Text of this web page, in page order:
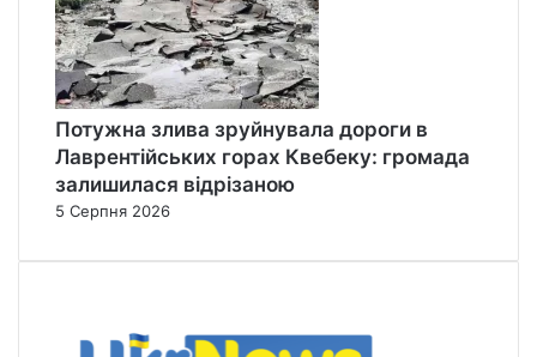
Потужна злива зруйнувала дороги в
Лаврентійських горах Квебеку: громада
залишилася відрізаною
5 Серпня 2026